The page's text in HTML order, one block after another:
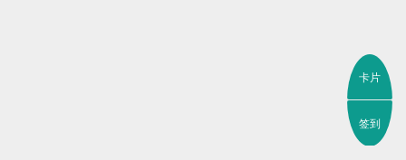
卡片
签到